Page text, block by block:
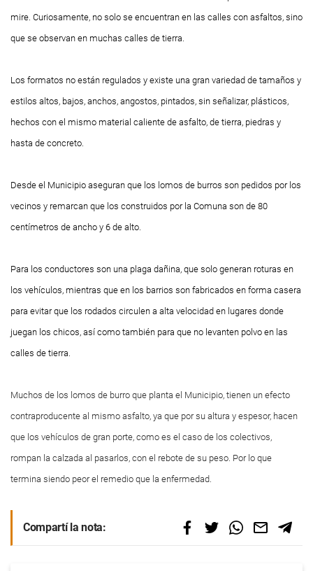
mire. Curiosamente, no solo se encuentran en las calles con asfaltos, sino
que se observan en muchas calles de tierra.
Los formatos no están regulados y existe una gran variedad de tamaños y
estilos altos, bajos, anchos, angostos, pintados, sin señalizar, plásticos,
hechos con el mismo material caliente de asfalto, de tierra, piedras y
hasta de concreto.
Desde el Municipio aseguran que los lomos de burros son pedidos por los
vecinos y remarcan que los construidos por la Comuna son de 80
centímetros de ancho y 6 de alto.
Para los conductores son una plaga dañina, que solo generan roturas en
los vehículos, mientras que en los barrios son fabricados en forma casera
para evitar que los rodados circulen a alta velocidad en lugares donde
juegan los chicos, así como también para que no levanten polvo en las
calles de tierra.
Muchos de los lomos de burro que planta el Municipio, tienen un efecto
contraproducente al mismo asfalto, ya que por su altura y espesor, hacen
que los vehículos de gran porte, como es el caso de los colectivos,
rompan la calzada al pasarlos, con el rebote de su peso. Por lo que
termina siendo peor el remedio que la enfermedad.
Compartí la nota: